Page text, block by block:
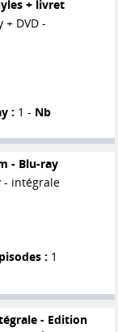
+ livret
DVD -
: 1 - Nb
- Blu-ray
- intégrale
: 1
- Edition